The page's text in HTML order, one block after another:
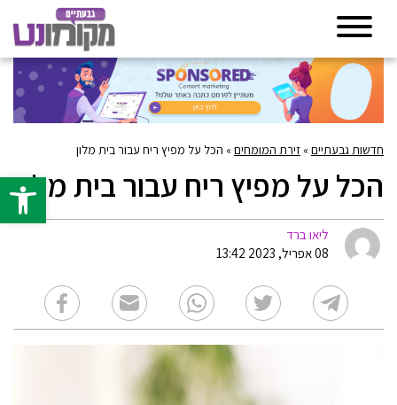
פתח
חדשות גבעתיים» זירת המומחים» הכל על מפיץ ריח עבור בית מלון
הכל על מפיץ ריח עבור בית מלון
ליאו ברד
08 אפריל, 2023 13:42